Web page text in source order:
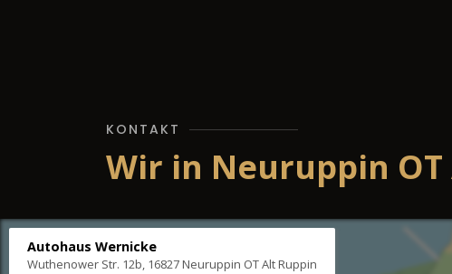
KONTAKT
Wir in Neuruppin
Autohaus Wernicke
Wuthenower Str. 12b, 16827 Neuruppin OT Alt Ruppin